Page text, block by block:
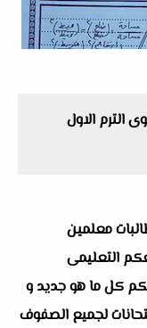
الترم الاول
معلمين
التعليمى
كل ما هو جديد و
لجميع الصفوف